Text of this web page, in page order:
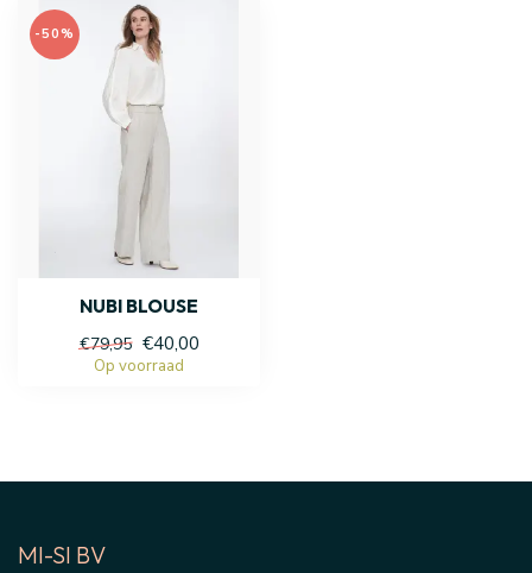
-50%
NUBI BLOUSE
€79,95 €40,00
Op voorraad
MI-SI BV